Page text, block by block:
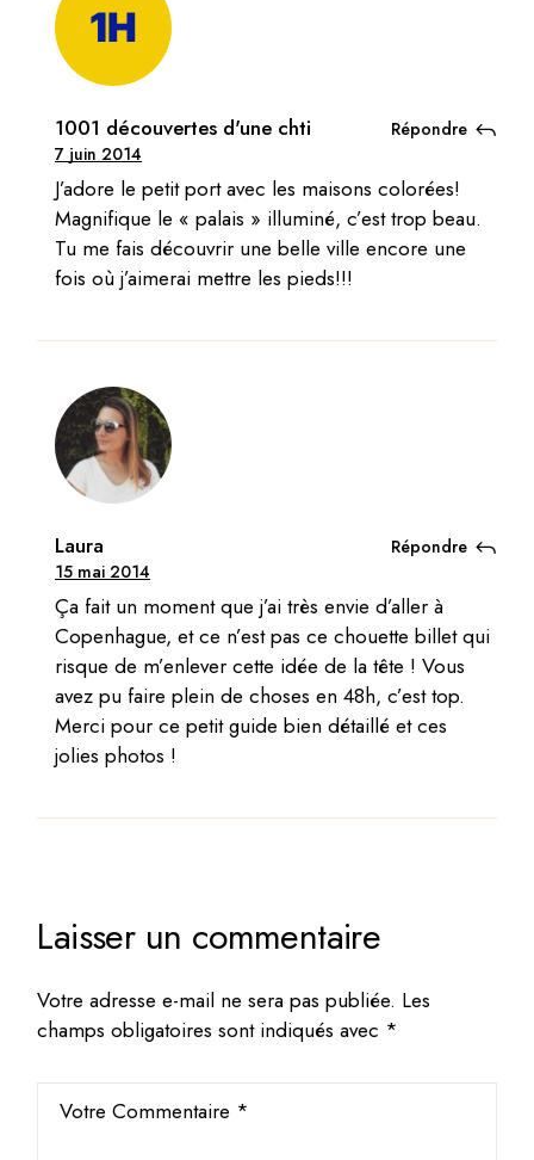
1001 découvertes d'une chti
7 juin 2014
J’adore le petit port avec les maisons colorées!
Magnifique le « palais » illuminé, c’est trop beau.
Tu me fais découvrir une belle ville encore une
fois où j’aimerai mettre les pieds!!!
Répondre
Laura
15 mai 2014
Ça fait un moment que j’ai très envie d’aller à
Copenhague, et ce n’est pas ce chouette billet qui
risque de m’enlever cette idée de la tête ! Vous
avez pu faire plein de choses en 48h, c’est top.
Merci pour ce petit guide bien détaillé et ces
jolies photos !
Répondre
Laisser un commentaire
Votre adresse e-mail ne sera pas publiée. Les
champs obligatoires sont indiqués avec *